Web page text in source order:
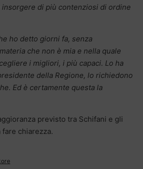
insorgere di più contenziosi di ordine
ho detto giorni fa, senza
che non è mia e nella quale
i migliori, i più capaci. Lo ha
della Regione, lo richiedono
Ed è certamente questa la
previsto tra Schifani e gli
chiarezza.